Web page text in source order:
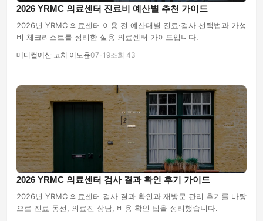
2026 YRMC 의료센터 진료비 예산별 추천 가이드
2026년 YRMC 의료센터 이용 전 예산대별 진료·검사 선택법과 가성
비 체크리스트를 정리한 실용 의료센터 가이드입니다.
메디컬예산 코치 이도윤07-19조회 43
2026 YRMC 의료센터 검사 결과 확인 후기 가이드
2026년 YRMC 의료센터 검사 결과 확인과 재방문 관리 후기를 바탕
으로 진료 동선, 의료진 상담, 비용 확인 팁을 정리했습니다.